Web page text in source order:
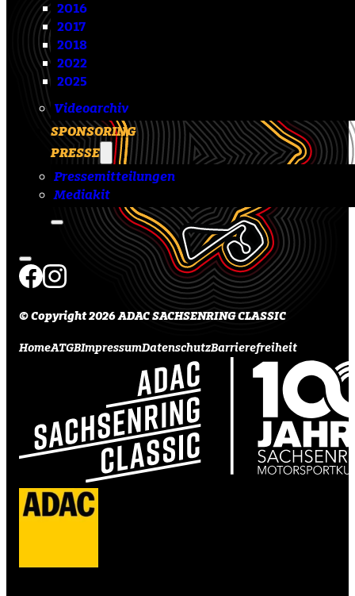
2016
2017
2018
2022
2025
Videoarchiv
SPONSORING
PRESSE
Pressemitteilungen
Mediakit
© Copyright 2026 ADAC SACHSENRING CLASSIC
HomeATGBImpressumDatenschutzBarrierefreiheit